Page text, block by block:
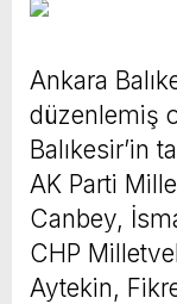
Ankara
düzenlemiş
Balıkesir’in
AK Parti
Canbey,
CHP
Aytekin,